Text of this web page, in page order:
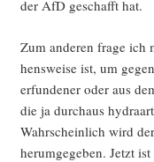
der AfD geschafft hat.
Zum ande­ren fra­ge
hens­wei­se ist, um
erfun­de­ner oder aus
die ja durch­aus
Wahr­schein­lich wird
her­um­ge­ge­ben. Jetzt